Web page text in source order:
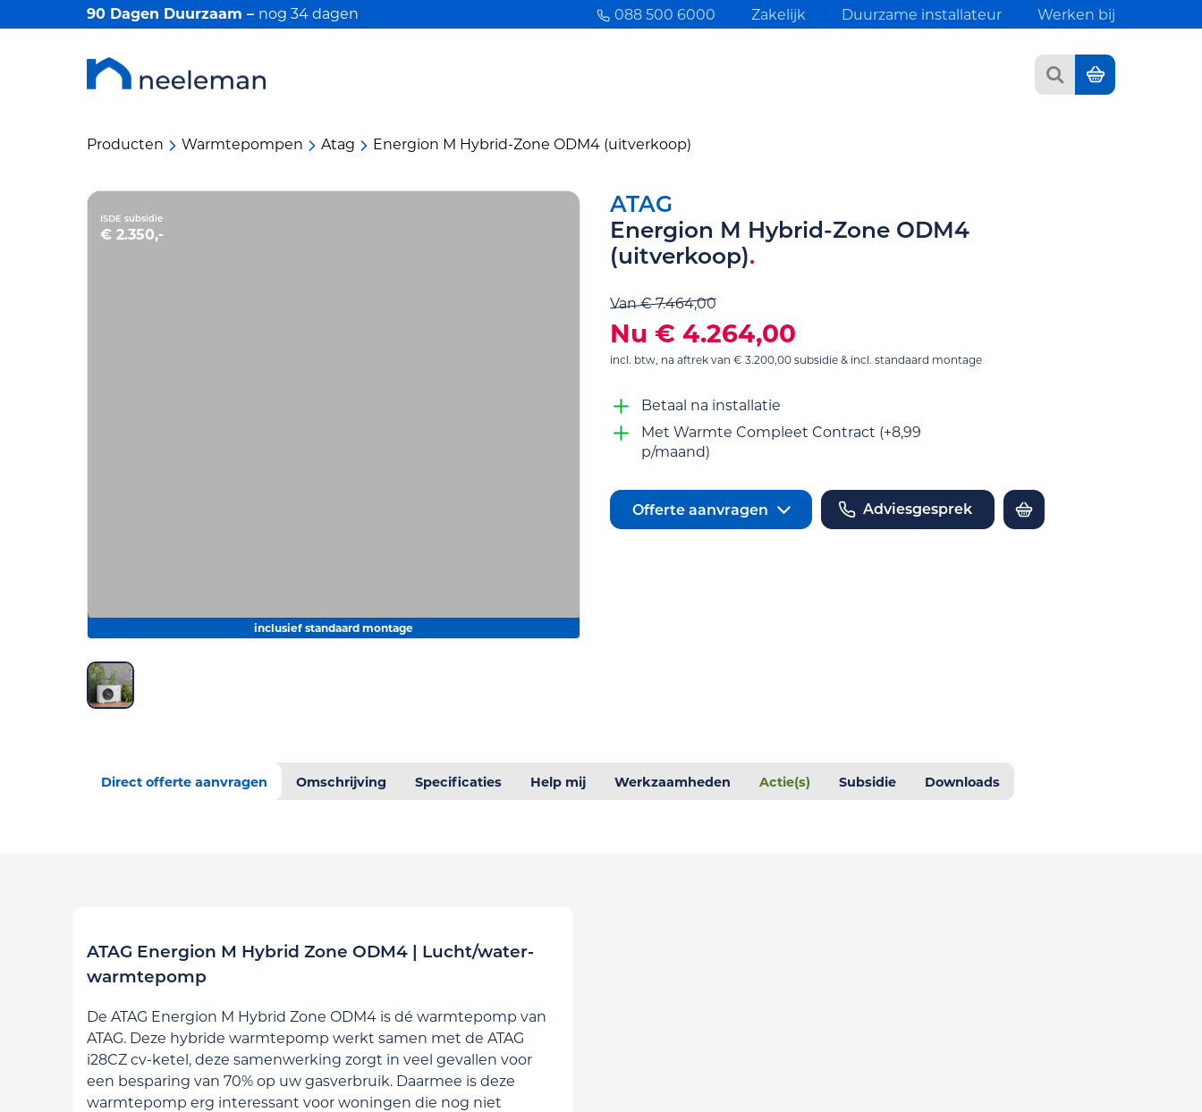
90 Dagen Duurzaam – nog 34dagen 088 500 6000 Zakelijk Duurzame installateur Werken bij
Zoeken
Winkelwagen
Producten Warmtepompen Atag Energion M Hybrid-Zone ODM4 (uitverkoop)
ISDE subsidie
€ 2.350,-
inclusief standaard montage
ATAG
Energion M Hybrid-Zone ODM4
(uitverkoop)
Van€ 7.464,00
Nu € 4.264,00
incl. btw, na aftrek van € 3.200,00 subsidie& incl. standaard montage
Betaal na installatie
Met Warmte Compleet Contract (+8,99
p/maand)
Offerte aanvragen Adviesgesprek
Direct offerte aanvragen Omschrijving Specificaties Help mij Werkzaamheden Actie(s) Subsidie Downloads
ATAG Energion M Hybrid Zone ODM4 | Lucht/water-
warmtepomp
De ATAG Energion M Hybrid Zone ODM4 is dé warmtepomp van
ATAG. Deze hybride warmtepomp werkt samen met de ATAG
i28CZ cv-ketel, deze samenwerking zorgt in veel gevallen voor
een besparing van 70% op uw gasverbruik. Daarmee is deze
warmtepomp erg interessant voor woningen die nog niet